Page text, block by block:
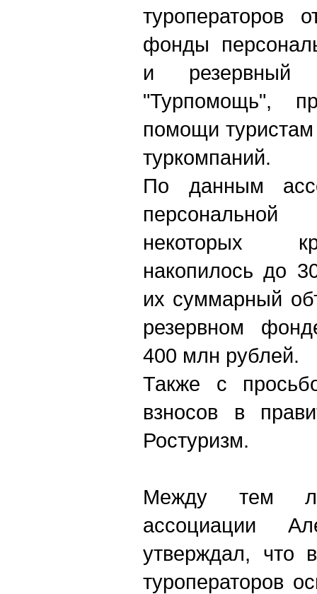
туроператоров
фонды
и резервный
"Турпомощь",
помощи туристам
туркомпаний.
По данным
некоторых
накопилось до
их суммарный
резервном
400 млн рублей.
Также с
взносов в
Ростуризм.
Между тем
ассоциации
утверждал, что
туроператоров